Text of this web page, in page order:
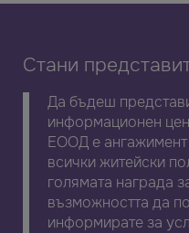
Стани
Да бъдеш
информационен
ЕООД е ангажимент
всички житейски
голямата награда
възможността да
информирате за